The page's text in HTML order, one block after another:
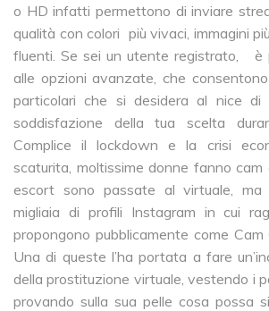
o HD infatti permettono di inviare
qualità con colori più vivaci, immagini
fluenti. Se sei un utente registrato, è
alle opzioni avanzate, che
particolari che si desidera al nice di
soddisfazione della tua scelta
Complice il lockdown e la crisi
scaturita, moltissime donne fanno
escort sono passate al virtuale, ma
migliaia di profili Instagram in cui
propongono pubblicamente come Cam
Una di queste l’ha portata a fare
della prostituzione virtuale, vestendo i
provando sulla sua pelle cosa possa